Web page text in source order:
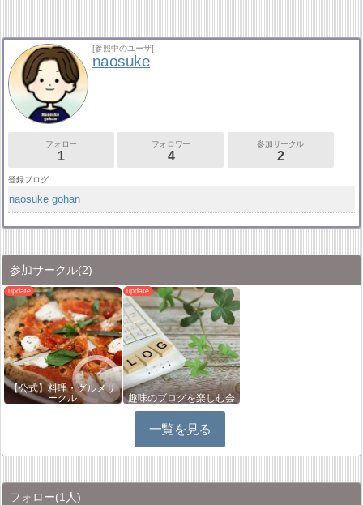
[参照中のユーザ]
naosuke
フォロー
1
フォロワー
4
参加サークル
2
登録ブログ
naosuke gohan
参加サークル(2)
【公式】料理・グルメサ
ークル
趣味のブログを楽しむ会
一覧を見る
フォロー(1人)